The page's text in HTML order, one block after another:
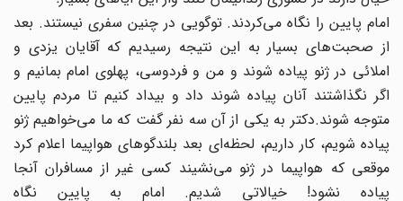
امام پایین را نگاه می‌کردند. توگویی در چنین سفری نیستند. بعد
از صحبت‌های بسیار به این نتیجه رسیدیم که آقایان یزدی و
املائی در ژنو پیاده شوند و من و فردوسی، پهلوی امام بمانیم و
اگر نگذاشتند آنان پیاده شوند داد و بیداد کنیم تا مردم پایین
متوجه شوند.دکتر به یکی از آن سه نفر گفت که ما می‌خواهیم ژنو
پیاده شویم، کار داریم، لحظه‌ای بعد بلندگوهای هواپیما اعلام کرد
موقعی که هواپیما در ژنو می‌نشیند کسی غیر از مسافران آنجا
پیاده نشود! خیالاتی شدیم. امام به پایین نگاه